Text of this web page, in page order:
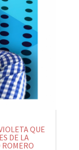
QUE
DE LA